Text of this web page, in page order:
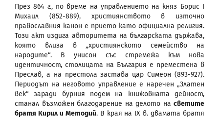
През 864 г., по време на управлението на княз Борис I
Михаил (852-889), християнството в източно
православния канон е прието като официална религия.
Този акт издига авторитета на българската държава,
която влиза в „християнското семейство на
народите“. В унисон със стремежа към нова
идентичност, столицата на България е преместена в
Преслав, а на престола застава цар Симеон (893-927).
Периодът на неговото управление е наречен „Златен
век“ заради бурния подем на книжовната дейност,
станал възможен благодарение на делото на светите
братя Кирил и Методий. В края на IX в. двамата братя